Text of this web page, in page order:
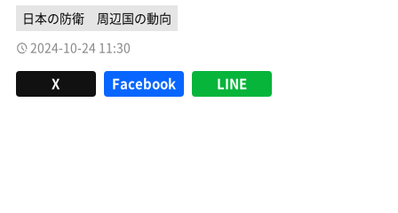
日本の防衛
周辺国の動向
2024-10-24 11:30
X Facebook LINE